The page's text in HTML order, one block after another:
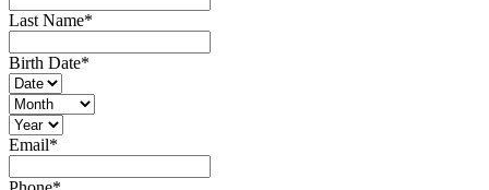
Last Name*
Birth Date*
Email*